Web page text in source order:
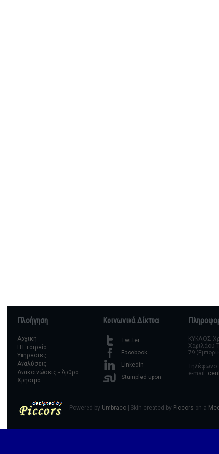
Πλοήγηση
Αρχική
Η Εταιρεία
Υπηρεσίες
Αναλύσεις
Ανακοινώσεις - Άρθρα
Χρήσιμα
Κοινωνικά Δίκτυα
Twitter
Facebook
Linkedin
Stumpled upon
ΚΥΚΛΟΣ
Χαριλάου
79
Τηλέφωνο:
e-mail:
Powered by Umbraco | Skin created by Piccors on a